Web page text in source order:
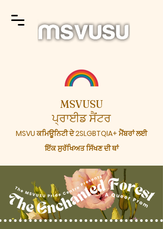
MSVUSU
ਪ੍ਰਾਈਡ ਸੈਂਟਰ
MSVU ਕਮਿਊਨਿਟੀ ਦੇ 2SLGBTQIA+ ਮੈਂਬਰਾਂ ਲਈ
ਇੱਕ ਸੁਰੱਖਿਅਤ ਸਿੱਖਣ ਦੀ ਥਾਂ